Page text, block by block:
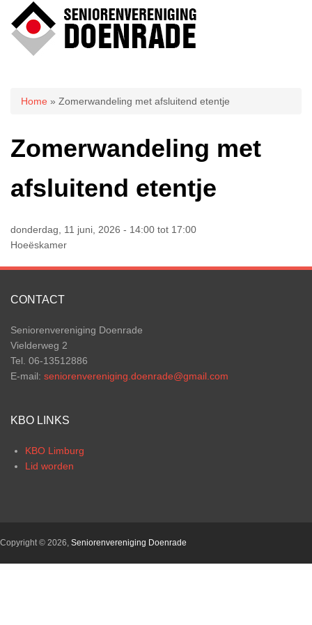
U bent hier
Home » Zomerwandeling met afsluitend etentje
Zomerwandeling met
afsluitend etentje
donderdag, 11 juni, 2026 - 14:00 tot 17:00
Hoeëskamer
CONTACT
Seniorenvereniging Doenrade
Vielderweg 2
Tel. 06-13512886
E-mail: seniorenvereniging.doenrade@gmail.com
KBO LINKS
KBO Limburg
Lid worden
Copyright © 2026, Seniorenvereniging Doenrade